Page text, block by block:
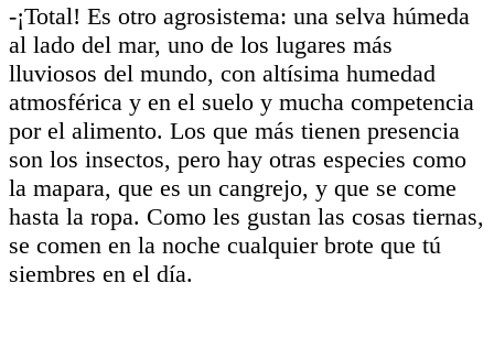
-¡Total! Es otro agrosistema: una selva húmeda
al lado del mar, uno de los lugares más
lluviosos del mundo, con altísima humedad
atmosférica y en el suelo y mucha competencia
por el alimento. Los que más tienen presencia
son los insectos, pero hay otras especies como
la mapara, que es un cangrejo, y que se come
hasta la ropa. Como les gustan las cosas tiernas,
se comen en la noche cualquier brote que tú
siembres en el día.